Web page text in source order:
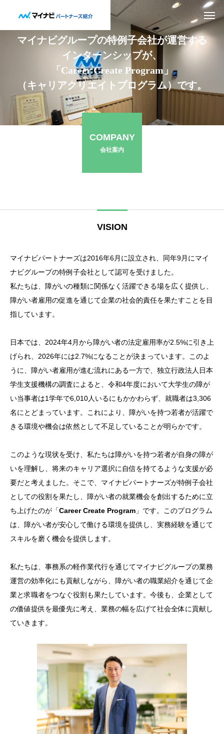
マイナビグループの特例子会社が運営する
インターンシップが、
「Career Create Program」
（キャリアクリエイトプログラム）です。
COMPANY
会社案内
VISION
マイナビパートナーズは2016年6月に設立され、同年9月にマイ
ナビグループの特例子会社として認可を受けました。
私たちは、障がいの種類に関係なく活躍できる場を広く提供し、
障がい者雇用の促進を通じて企業の社会的責任を果たすことを目
指しています。
日本では、2024年4月から障がい者の法定雇用率が2.5%に引き上
げられ、2026年には2.7%になることが決まっています。このよ
うに、障がい者雇用が進む流れにある一方で、独立行政法人日本
学生支援機構の調査によると、令和4年度において大学生の障が
い当事者は1学年で6,010人いるにもかかわらず、就職者は3,306
名にとどまっています。これにより、障がいを持つ若者が活躍で
きる環境や機会は依然として不足していることが明らかです。
このような現状を受け、私たちは障がいを持つ若者が自身の障が
いを理解し、将来のキャリア選択に自信を持てるような支援が必
要だと考えました。そこで、マイナビパートナーズが特例子会社
としての役割を果たし、障がい者の就業機会を創出するために立
ち上げたのが「Career Create Program 」です。このプログラム
は、障がい者が安心して働ける環境を提供し、実務経験を通じて
スキルを磨く機会を提供します。
私たちは、事務系の軽作業代行を通じてマイナビグループの業務
運営の効率化にも貢献しながら、障がい者の職業紹介を通じて企
業と求職者をつなぐ役割も果たしています。今後も、企業として
の価値提供を最優先に考え、業務の幅を広げて社会全体に貢献し
ていきます。